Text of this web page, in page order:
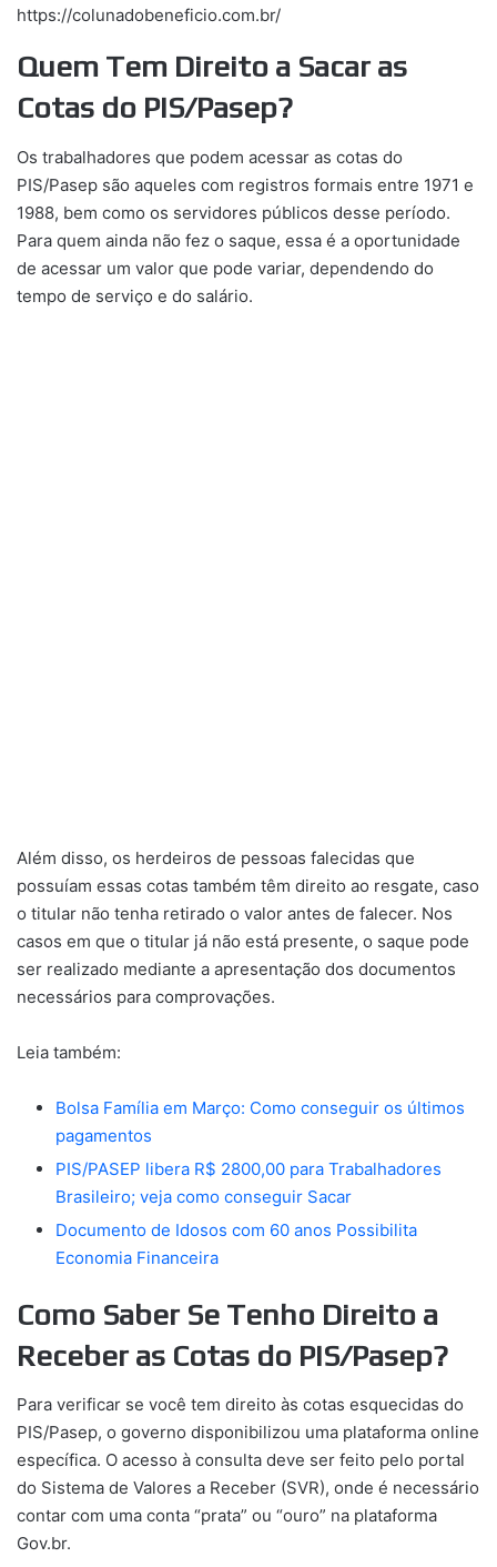
https://colunadobeneficio.com.br/
Quem Tem Direito a Sacar as
Cotas do PIS/Pasep?
Os trabalhadores que podem acessar as cotas do
PIS/Pasep são aqueles com registros formais entre 1971 e
1988, bem como os servidores públicos desse período.
Para quem ainda não fez o saque, essa é a oportunidade
de acessar um valor que pode variar, dependendo do
tempo de serviço e do salário.
Além disso, os herdeiros de pessoas falecidas que
possuíam essas cotas também têm direito ao resgate, caso
o titular não tenha retirado o valor antes de falecer. Nos
casos em que o titular já não está presente, o saque pode
ser realizado mediante a apresentação dos documentos
necessários para comprovações.
Leia também:
Bolsa Família em Março: Como conseguir os últimos
pagamentos
PIS/PASEP libera R$ 2800,00 para Trabalhadores
Brasileiro; veja como conseguir Sacar
Documento de Idosos com 60 anos Possibilita
Economia Financeira
Como Saber Se Tenho Direito a
Receber as Cotas do PIS/Pasep?
Para verificar se você tem direito às cotas esquecidas do
PIS/Pasep, o governo disponibilizou uma plataforma online
específica. O acesso à consulta deve ser feito pelo portal
do Sistema de Valores a Receber (SVR), onde é necessário
contar com uma conta “prata” ou “ouro” na plataforma
Gov.br.